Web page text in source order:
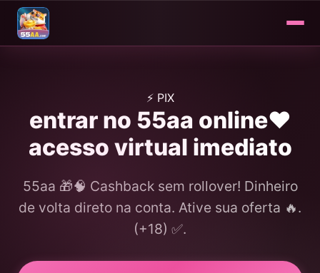
⚡ PIX
entrar no 55aa online❤️
acesso virtual imediato
55aa 🎁🧠 Cashback sem rollover! Dinheiro
de volta direto na conta. Ative sua oferta 🔥.
(+18) ✅.